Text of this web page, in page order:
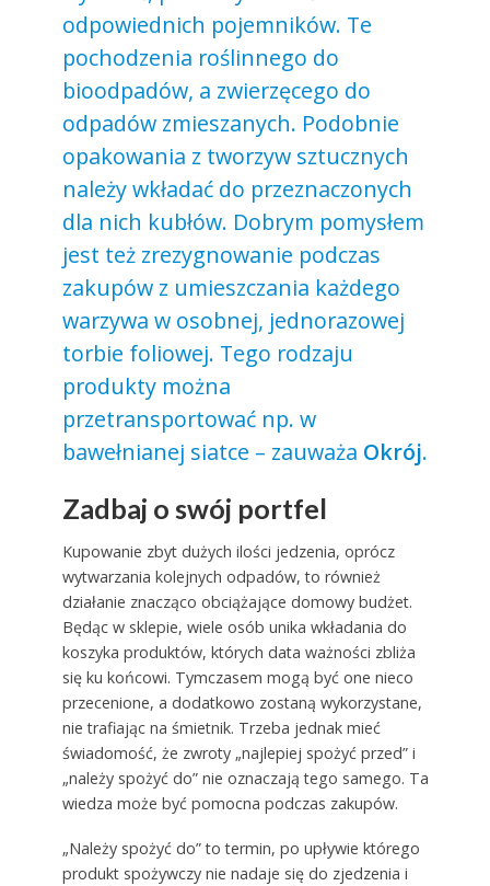
odpowiednich pojemników. Te
pochodzenia roślinnego do
bioodpadów, a zwierzęcego do
odpadów zmieszanych. Podobnie
opakowania z tworzyw sztucznych
należy wkładać do przeznaczonych
dla nich kubłów. Dobrym pomysłem
jest też zrezygnowanie podczas
zakupów z umieszczania każdego
warzywa w osobnej, jednorazowej
torbie foliowej. Tego rodzaju
produkty można
przetransportować np. w
bawełnianej siatce – zauważa Okrój.
Zadbaj o swój portfel
Kupowanie zbyt dużych ilości jedzenia, oprócz
wytwarzania kolejnych odpadów, to również
działanie znacząco obciążające domowy budżet.
Będąc w sklepie, wiele osób unika wkładania do
koszyka produktów, których data ważności zbliża
się ku końcowi. Tymczasem mogą być one nieco
przecenione, a dodatkowo zostaną wykorzystane,
nie trafiając na śmietnik. Trzeba jednak mieć
świadomość, że zwroty „najlepiej spożyć przed” i
„należy spożyć do” nie oznaczają tego samego. Ta
wiedza może być pomocna podczas zakupów.
„Należy spożyć do” to termin, po upływie którego
produkt spożywczy nie nadaje się do zjedzenia i